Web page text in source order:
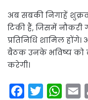
अब सबकी निगाहें
टिकी हैं, जिसमें नौकरी
प्रतिनिधि शामिल
बैठक उनके भविष्य को
करेगी।
W